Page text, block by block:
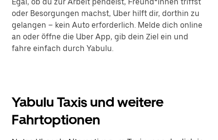
oder Besorgungen machst, Uber hilft dir, dorthin zu
gelangen – kein Auto erforderlich. Melde dich online
an oder öffne die Uber App, gib dein Ziel ein und
fahre einfach durch Yabulu.
Yabulu Taxis und weitere
Fahrtoptionen